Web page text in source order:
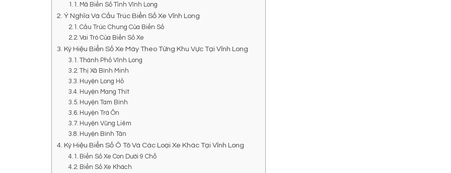
Mã Biển Số Tỉnh Vĩnh Long
Ý Nghĩa Và Cấu Trúc Biển Số Xe Vĩnh Long
Cấu Trúc Chung Của Biển Số
Vai Trò Của Biển Số Xe
Ký Hiệu Biển Số Xe Máy Theo Từng Khu Vực Tại Vĩnh Long
Thành Phố Vĩnh Long
Thị Xã Bình Minh
Huyện Long Hồ
Huyện Mang Thít
Huyện Tam Bình
Huyện Trà Ôn
Huyện Vũng Liêm
Huyện Bình Tân
Ký Hiệu Biển Số Ô Tô Và Các Loại Xe Khác Tại Vĩnh Long
Biển Số Xe Con Dưới 9 Chỗ
Biển Số Xe Khách